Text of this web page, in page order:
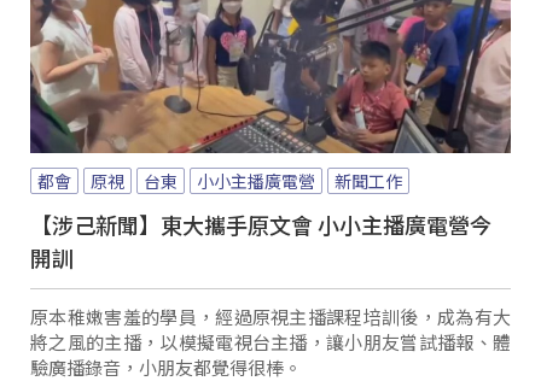
都會 原視 台東 小小主播廣電營 新聞工作
【涉己新聞】東大攜手原文會 小小主播廣電營今
開訓
原本稚嫩害羞的學員，經過原視主播課程培訓後，成為有大
將之風的主播，以模擬電視台主播，讓小朋友嘗試播報、體
驗廣播錄音，小朋友都覺得很棒。